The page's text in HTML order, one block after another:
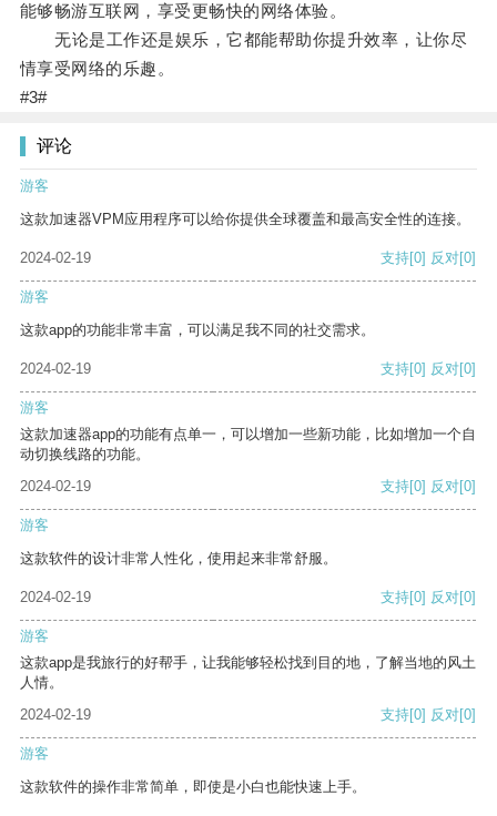
能够畅游互联网，享受更畅快的网络体验。
无论是工作还是娱乐，它都能帮助你提升效率，让你尽
情享受网络的乐趣。
#3#
评论
游客
这款加速器VPM应用程序可以给你提供全球覆盖和最高安全性的连接。
2024-02-19 支持[0] 反对[0]
游客
这款app的功能非常丰富，可以满足我不同的社交需求。
2024-02-19 支持[0] 反对[0]
游客
这款加速器app的功能有点单一，可以增加一些新功能，比如增加一个自
动切换线路的功能。
2024-02-19
支持[0] 反对[0]
游客
这款软件的设计非常人性化，使用起来非常舒服。
2024-02-19 支持[0] 反对[0]
游客
这款app是我旅行的好帮手，让我能够轻松找到目的地，了解当地的风土
人情。
2024-02-19
支持[0] 反对[0]
游客
这款软件的操作非常简单，即使是小白也能快速上手。